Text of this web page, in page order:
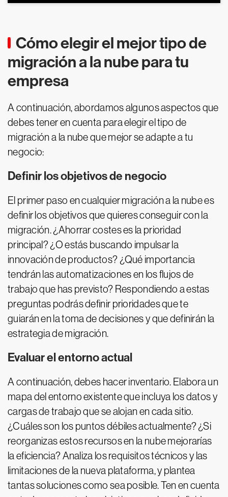
Cómo elegir el mejor tipo de
migración a la nube para tu
empresa
A continuación, abordamos algunos aspectos que
debes tener en cuenta para elegir el tipo de
migración a la nube que mejor se adapte a tu
negocio:
Definir los objetivos de negocio
El primer paso en cualquier migración a la nube es
definir los objetivos que quieres conseguir con la
migración. ¿Ahorrar costes es la prioridad
principal? ¿O estás buscando impulsar la
innovación de productos? ¿Qué importancia
tendrán las automatizaciones en los flujos de
trabajo que has previsto? Respondiendo a estas
preguntas podrás definir prioridades que te
guiarán en la toma de decisiones y que definirán la
estrategia de migración.
Evaluar el entorno actual
A continuación, debes hacer inventario. Elabora un
mapa del entorno existente que incluya los datos y
cargas de trabajo que se alojan en cada sitio.
¿Cuáles son los puntos débiles actualmente? ¿Si
reorganizas estos recursos en la nube mejorarías
la eficiencia? Analiza los requisitos técnicos y las
limitaciones de la nueva plataforma, y plantea
tantas soluciones como sea posible. Ten en cuenta